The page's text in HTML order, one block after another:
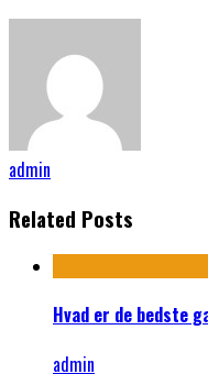
admin
Related Posts
Hvad er de bedste
admin